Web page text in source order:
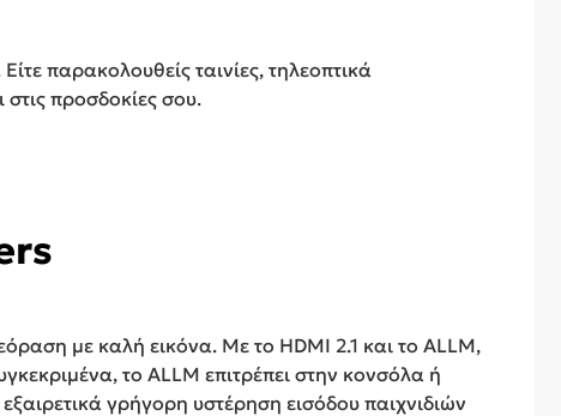
παρακολουθείς ταινίες, τηλεοπτικά
προσδοκίες σου.
με καλή εικόνα. Με το HDMI 2.1 και το ALLM,
το ALLM επιτρέπει στην κονσόλα ή
γρήγορη υστέρηση εισόδου παιχνιδιών